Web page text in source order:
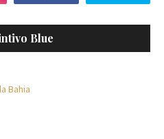
Blue
Bahia